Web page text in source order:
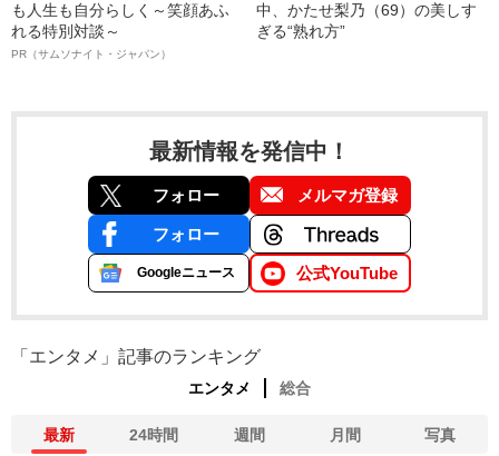
も人生も自分らしく～笑顔あふ
れる特別対談～
PR（サムソナイト・ジャパン）
中、かたせ梨乃（69）の美しす
ぎる“熟れ方”
最新情報を発信中！
フォロー メルマガ登録
フォロー
Googleニュース 公式YouTube
「エンタメ」記事のランキング
エンタメ 総合
最新 24時間 週間 月間 写真